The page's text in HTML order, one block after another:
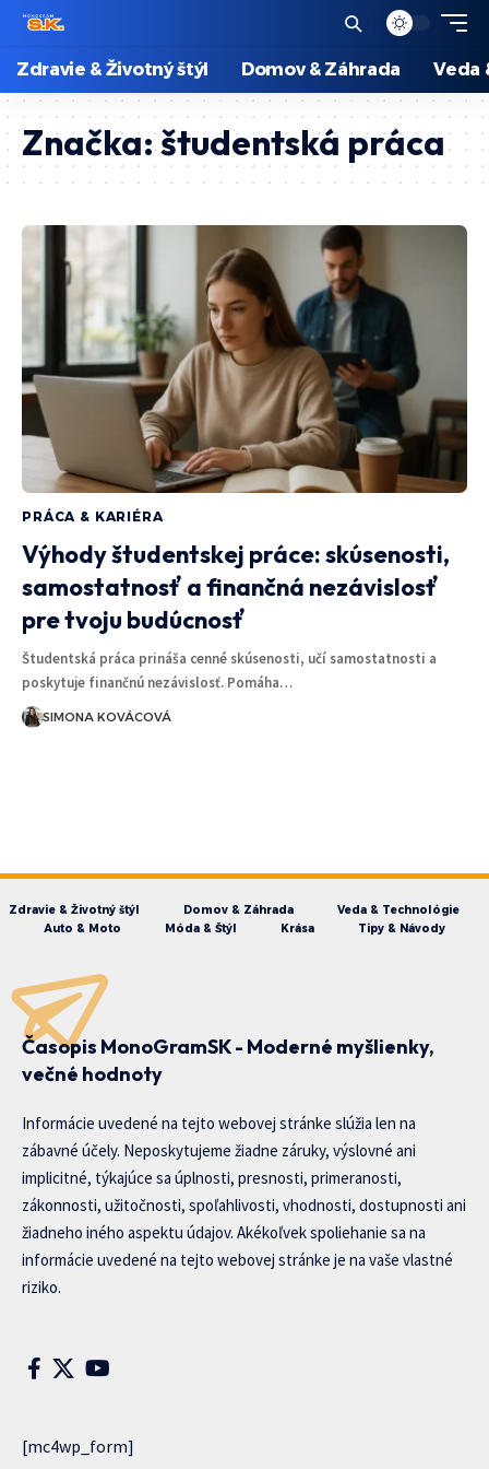
Zdravie & Životný štýl Domov & Záhrada Veda
Značka:študentská práca
PRÁCA & KARIÉRA
Výhody študentskej práce: skúsenosti,
samostatnosť a finančná nezávislosť
pre tvoju budúcnosť
Študentská práca prináša cenné skúsenosti, učí samostatnosti a
poskytuje finančnú nezávislosť. Pomáha…
SIMONA KOVÁCOVÁ
Zdravie & Životný štýl Domov & Záhrada
Veda & Technológie
Auto & Moto
Móda & Štýl Krása Tipy & Návody
Časopis MonoGramSK - Moderné myšlienky,
večné hodnoty
Informácie uvedené na tejto webovej stránke slúžia len na
zábavné účely. Neposkytujeme žiadne záruky, výslovné ani
implicitné, týkajúce sa úplnosti, presnosti, primeranosti,
zákonnosti, užitočnosti, spoľahlivosti, vhodnosti, dostupnosti ani
žiadneho iného aspektu údajov. Akékoľvek spoliehanie sa na
informácie uvedené na tejto webovej stránke je na vaše vlastné
riziko.
[mc4wp_form]